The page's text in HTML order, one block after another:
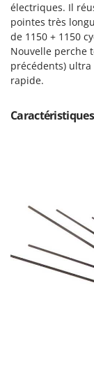
Marcato
Marina
Master
Masterpro
Minox
Mockmill
More than
électriques. Il
pointes très
de 1150 + 1150
Nouvelle perche
précédents)
rapide.